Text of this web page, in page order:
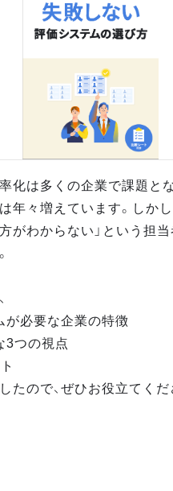
化は多くの企業で課題と
年々増えています。しかし
がわからない」という担
が必要な企業の特徴
3つの視点
たので、ぜひお役立てくだ